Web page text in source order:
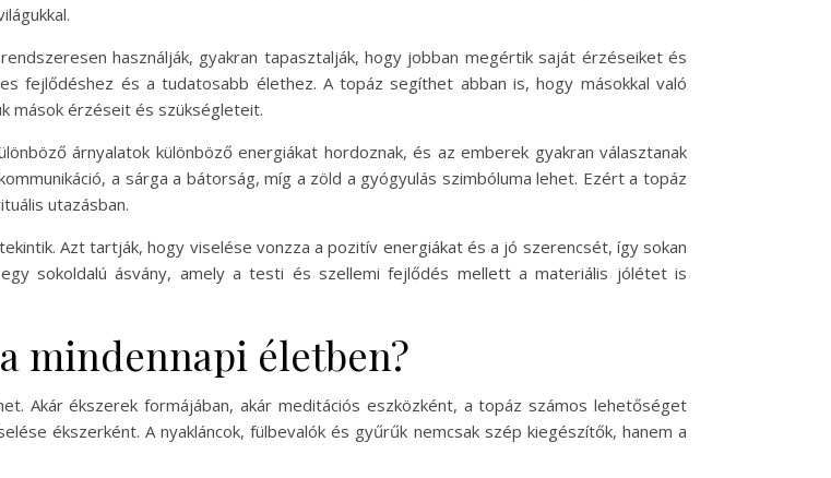
használják, gyakran tapasztalják, hogy jobban megértik saját érzéseiket és
fejlődéshez és a tudatosabb élethez. A topáz segíthet abban is, hogy másokkal való
mások érzéseit és szükségleteit.
árnyalatok különböző energiákat hordoznak, és az emberek gyakran választanak
a sárga a bátorság, míg a zöld a gyógyulás szimbóluma lehet. Ezért a topáz
utazásban.
Azt tartják, hogy viselése vonzza a pozitív energiákat és a jó szerencsét, így sokan
sokoldalú ásvány, amely a testi és szellemi fejlődés mellett a materiális jólétet is
mindennapi életben?
Akár ékszerek formájában, akár meditációs eszközként, a topáz számos lehetőséget
ékszerként. A nyakláncok, fülbevalók és gyűrűk nemcsak szép kiegészítők, hanem a